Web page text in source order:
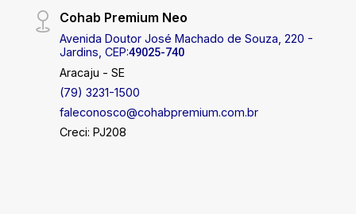
Cohab Premium Neo
Avenida Doutor José Machado de Souza, 220 -
Jardins, CEP:49025-740
Aracaju - SE
(79) 3231-1500
faleconosco@cohabpremium.com.br
Creci: PJ208